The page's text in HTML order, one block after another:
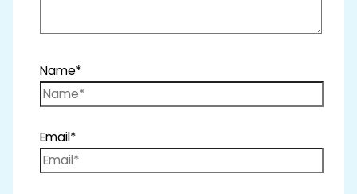
Name*
Email*